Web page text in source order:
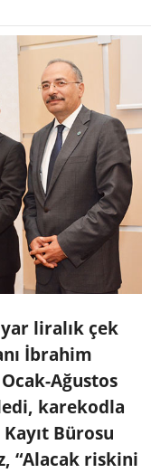
liralık çek
İbrahim
Ocak-Ağustos
karekodla
Bürosu
“Alacak riskini